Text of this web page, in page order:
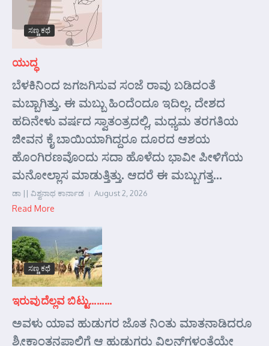
ಸಣ್ಣ ಕಥೆ
ಯುದ್ಧ
ಬೆಳಕಿನಿಂದ ಜಗಜಗಿಸುವ ಸಂಜೆ ರಾವು ಬಡಿದಂತೆ
ಮಬ್ಬಾಗಿತ್ತು. ಈ ಮಬ್ಬು ಹಿಂದೆಂದೂ ಇದಿಲ್ಲ. ದೇಶದ
ಹದಿನೇಳು ವರ್ಷದ ಸ್ವಾತಂತ್ರದಲ್ಲಿ, ಮಧ್ಯಮ ತರಗತಿಯ
ಜೀವನ ಕೈ ಬಾಯಿಯಾಗಿದ್ದರೂ ದೂರದ ಆಶಯ
ಹೊಂಗಿರಣವೊಂದು ಸದಾ ಹೊಳೆದು ಭಾವೀ ಪೀಳಿಗೆಯ
ಮನೋಲ್ಲಾಸ ಮಾಡುತ್ತಿತ್ತು. ಆದರೆ ಈ ಮಬ್ಬುಗತ್ತ...
ಡಾ || ವಿಶ್ವನಾಥ ಕಾರ್ನಾಡ August 2, 2026
Read More
ಸಣ್ಣ ಕಥೆ
ಇರುವುದೆಲ್ಲವ ಬಿಟ್ಟು………
ಅವಳು ಯಾವ ಹುಡುಗರ ಜೊತ ನಿಂತು ಮಾತನಾಡಿದರೂ
ಶ್ರೀಕಾಂತನಪಾಲಿಗೆ ಆ ಹುಡುಗರು ವಿಲನ್‌ಗಳಂತೆಯೇ